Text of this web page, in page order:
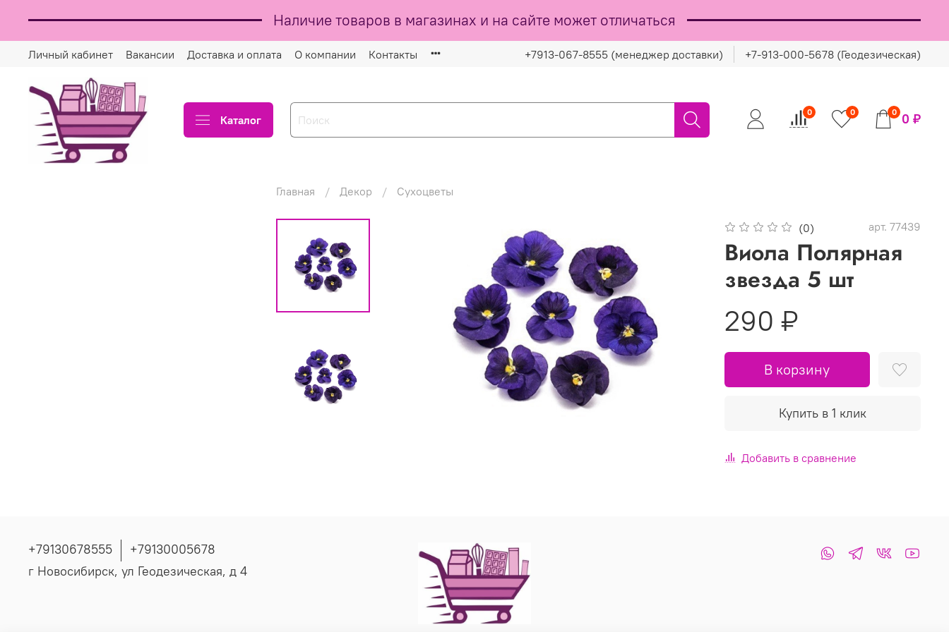
Наличие товаров в магазинах и на сайте может отличаться
Личный кабинет Вакансии Доставка и оплата О компании Контакты +7913-067-8555 (менеджер доставки) +7-913-000-5678 (Геодезическая)
Каталог
0 0 0 0 ₽
Главная Декор Сухоцветы
(0) арт. 77439
Виола Полярная
звезда 5 шт
290 ₽
В корзину
Купить в 1 клик
Добавить в сравнение
+79130678555
+79130005678
г Новосибирск, ул Геодезическая, д 4